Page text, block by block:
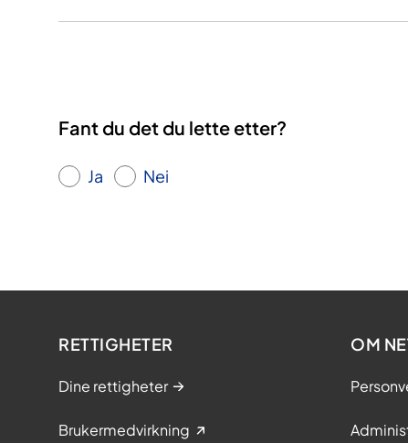
Fant du det du lette etter?
Ja Nei
RETTIGHETER
Dine rettigheter
Brukermedvirkning
OM